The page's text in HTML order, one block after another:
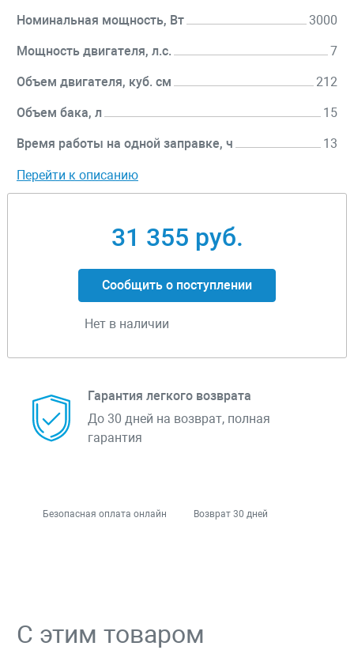
Номинальная мощность, Вт 3000
Мощность двигателя, л.с. 7
Объем двигателя, куб. см 212
Объем бака, л 15
Время работы на одной заправке, ч 13
Перейти к описанию
31 355 руб.
Сообщить о поступлении
Нет в наличии
Гарантия легкого возврата
До 30 дней на возврат, полная
гарантия
Безопасная оплата онлайн Возврат 30 дней
С этим товаром